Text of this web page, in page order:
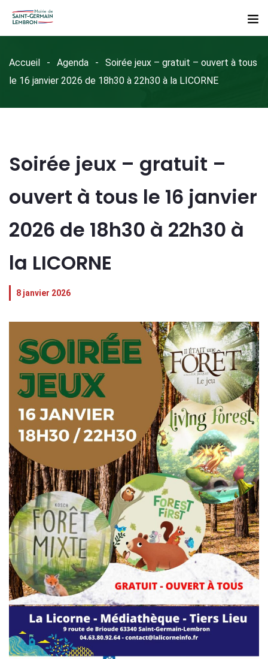
Accueil Agenda
Soirée jeux – gratuit – ouvert à tous
le 16 janvier 2026 de 18h30 à 22h30 à la LICORNE
Soirée jeux – gratuit –
ouvert à tous le 16 janvier
2026 de 18h30 à 22h30 à
la LICORNE
8 janvier 2026